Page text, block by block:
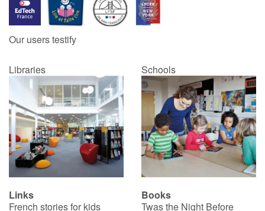
Our users testify
Libraries Schools
Links
French stories for kids
Books
Twas the Night Before